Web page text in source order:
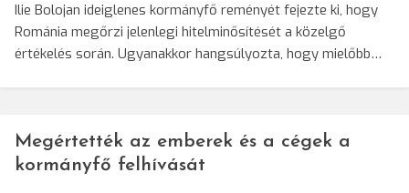
Ilie Bolojan ideiglenes kormányfő reményét fejezte ki, hogy
Románia megőrzi jelenlegi hitelminősítését a közelgő
értékelés során. Ugyanakkor hangsúlyozta, hogy mielőbb…
Megértették az emberek és a cégek a
kormányfő felhívását